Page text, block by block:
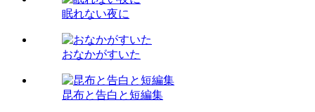
眠れない夜に
おなかがすいた
昆布と告白と短編集